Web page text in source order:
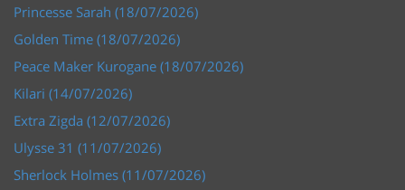
Princesse Sarah (18/07/2026)
Golden Time (18/07/2026)
Peace Maker Kurogane (18/07/2026)
Kilari (14/07/2026)
Extra Zigda (12/07/2026)
Ulysse 31 (11/07/2026)
Sherlock Holmes (11/07/2026)